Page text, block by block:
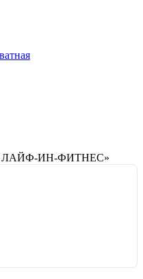
ЛАЙФ-ИН-ФИТНЕС»